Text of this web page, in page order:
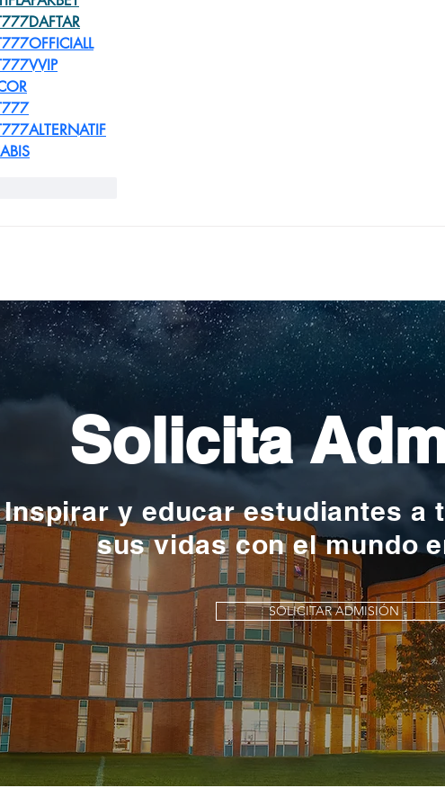
Solicita
Inspirar y educar estudiantes a
sus vidas con el mundo
SOLICITAR ADMISIÓN